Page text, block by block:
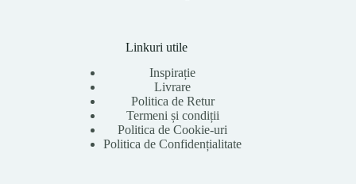
Linkuri utile
Inspirație
Livrare
Politica de Retur
Termeni și condiții
Politica de Cookie-uri
Politica de Confidențialitate